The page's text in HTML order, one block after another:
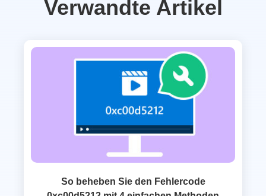
Verwandte Artikel
So beheben Sie den Fehlercode